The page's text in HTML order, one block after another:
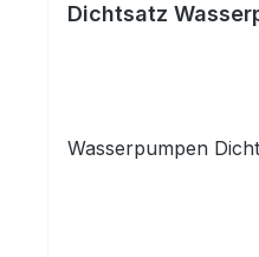
Dichtsatz
Wasserpumpen